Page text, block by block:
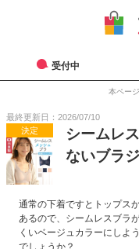
受付中
本ペー
最終更新日：2026/07/10
決定
シームレ
ないブラ
通常の下着ですとトップス
あるので、シームレスブラ
くいベージュカラーにしよ